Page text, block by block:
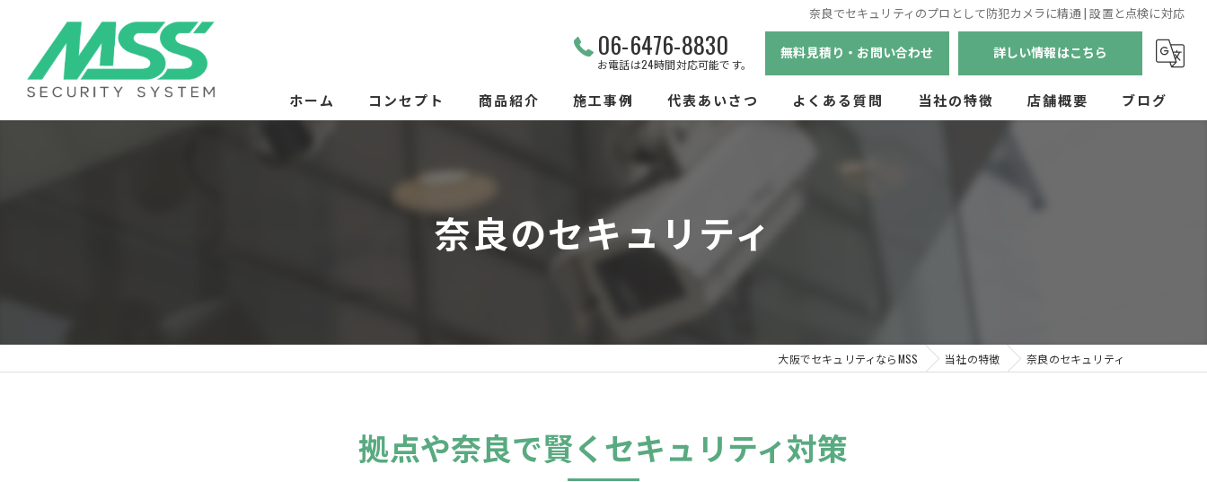
奈良でセキュリティのプロとして防犯カメラに精通 | 設置と点検に対応
06-6476-8830
お電話は24時間対応可能です。
無料見積り・お問い合わせ 詳しい情報はこちら
ホーム コンセプト 商品紹介 施工事例 代表あいさつ よくある質問 当社の特徴 店舗概要 ブログ
奈良のセキュリティ
大阪でセキュリティならMSS 当社の特徴 奈良のセキュリティ
拠点や奈良で賢くセキュリティ対策